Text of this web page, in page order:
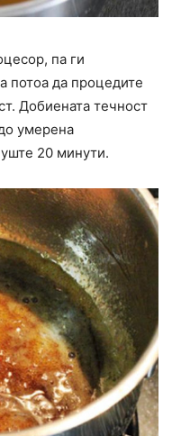
па ги
потоа да процедите
Добиената течност
умерена
20 минути.